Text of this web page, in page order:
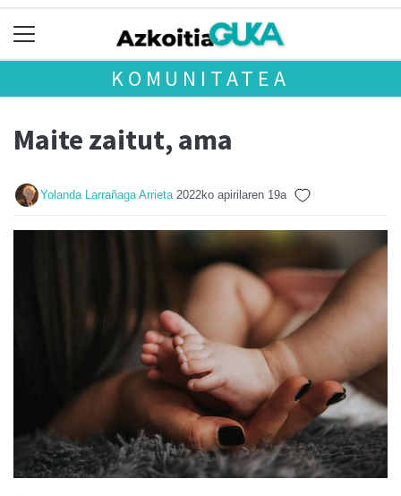
KOMUNITATEA
Maite zaitut, ama
Yolanda Larrañaga Arrieta 2022ko apirilaren 19a